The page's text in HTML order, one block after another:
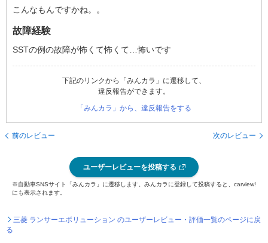
こんなもんですかね。。
故障経験
SSTの例の故障が怖くて怖くて…怖いです
下記のリンクから「みんカラ」に遷移して、
違反報告ができます。
「みんカラ」から、違反報告をする
前のレビュー 次のレビュー
ユーザーレビューを投稿する
※自動車SNSサイト「みんカラ」に遷移します。みんカラに登録して投稿すると、carview!
にも表示されます。
三菱 ランサーエボリューション のユーザーレビュー・評価一覧のページに戻
る